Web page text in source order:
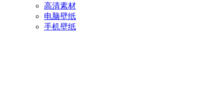
高清素材
电脑壁纸
手机壁纸